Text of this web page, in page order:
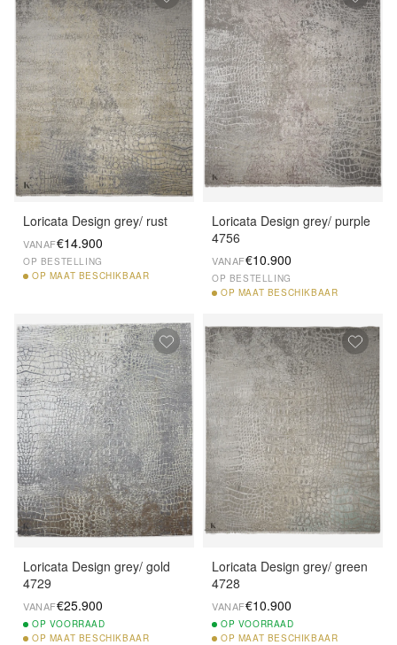
Loricata Design grey/ rust
VANAF€14.900
OP BESTELLING
OP MAAT BESCHIKBAAR
Loricata Design grey/ purple
4756
VANAF€10.900
OP BESTELLING
OP MAAT BESCHIKBAAR
Loricata Design grey/ gold
4729
VANAF€25.900
OP VOORRAAD
OP MAAT BESCHIKBAAR
Loricata Design grey/ green
4728
VANAF€10.900
OP VOORRAAD
OP MAAT BESCHIKBAAR